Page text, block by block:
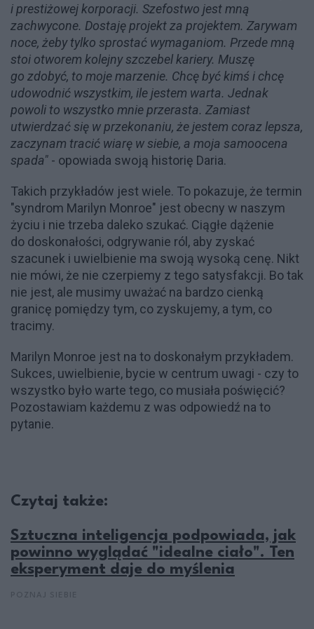
i prestiżowej korporacji. Szefostwo jest mną
zachwycone. Dostaję projekt za projektem. Zarywam
noce, żeby tylko sprostać wymaganiom. Przede mną
stoi otworem kolejny szczebel kariery. Muszę
go zdobyć, to moje marzenie. Chcę być kimś i chcę
udowodnić wszystkim, ile jestem warta. Jednak
powoli to wszystko mnie przerasta. Zamiast
utwierdzać się w przekonaniu, że jestem coraz lepsza,
zaczynam tracić wiarę w siebie, a moja samoocena
spada" - opowiada swoją historię Daria.
Takich przykładów jest wiele. To pokazuje, że termin
"syndrom Marilyn Monroe" jest obecny w naszym
życiu i nie trzeba daleko szukać. Ciągłe dążenie
do doskonałości, odgrywanie ról, aby zyskać
szacunek i uwielbienie ma swoją wysoką cenę. Nikt
nie mówi, że nie czerpiemy z tego satysfakcji. Bo tak
nie jest, ale musimy uważać na bardzo cienką
granicę pomiędzy tym, co zyskujemy, a tym, co
tracimy.
Marilyn Monroe jest na to doskonałym przykładem.
Sukces, uwielbienie, bycie w centrum uwagi - czy to
wszystko było warte tego, co musiała poświęcić?
Pozostawiam każdemu z was odpowiedź na to
pytanie.
Czytaj także:
Sztuczna inteligencja podpowiada, jak
powinno wyglądać "idealne ciało". Ten
eksperyment daje do myślenia